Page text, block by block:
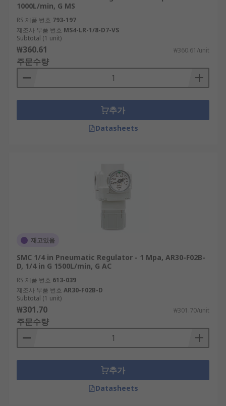
1000L/min, G MS
RS 제품 번호 793-197
제조사 부품 번호 MS4-LR-1/8-D7-VS
Subtotal (1 unit)
₩360.61 ₩360.61/unit
주문수량
추가
Datasheets
재고있음
SMC 1/4 in Pneumatic Regulator - 1 Mpa, AR30-F02B-
D, 1/4 in G 1500L/min, G AC
RS 제품 번호 613-039
제조사 부품 번호 AR30-F02B-D
Subtotal (1 unit)
₩301.70 ₩301.70/unit
주문수량
추가
Datasheets